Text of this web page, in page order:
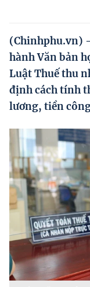
Hướng dẫn thực
Phát triển kinh tế
Ocop và chuỗi
Doanh nghiệp
Khác
Video
Photo
(Chinhphu.vn)
hành Văn bản
Luật Thuế thu
định cách tính
lương, tiền